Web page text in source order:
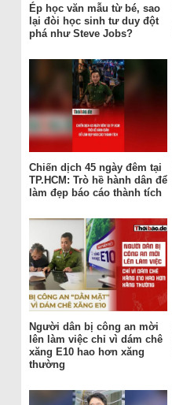
Ép học văn mẫu từ bé, sao
lại đòi học sinh tư duy đột
phá như Steve Jobs?
Chiến dịch 45 ngày đêm tại
TP.HCM: Trò hề hành dân để
làm đẹp báo cáo thành tích
Người dân bị công an mời
lên làm việc chỉ vì dám chê
xăng E10 hao hơn xăng
thường